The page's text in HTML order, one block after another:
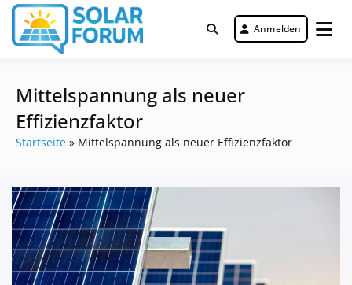
Zum
Inhalt
springen
Solar Forum
Deutschlandweit Nr. 1 Forum für
gewerbliche Solar Investments
Anmelden
Mittelspannung als neuer
Effizienzfaktor
Startseite » Mittelspannung als neuer Effizienzfaktor